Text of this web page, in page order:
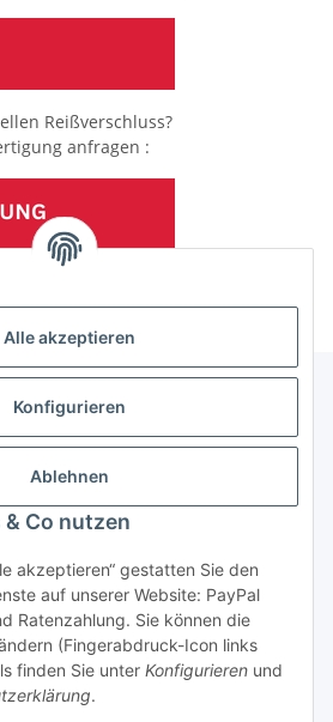
Alle akzeptieren
Konfigurieren
Ablehnen
Co nutzen
akzeptieren“ gestatten Sie den
auf unserer Website: PayPal
Ratenzahlung. Sie können die
(Fingerabdruck-Icon links
finden Sie unter Konfigurieren und
.
Reißverschluss?
anfragen :
je Länge und Farbe)
widerrufen